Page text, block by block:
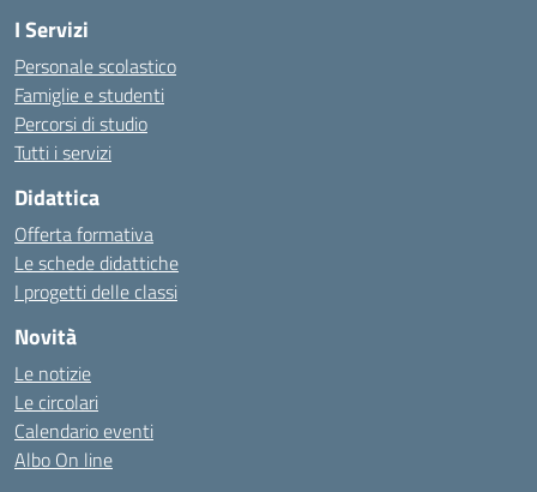
I Servizi
Personale scolastico
Famiglie e studenti
Percorsi di studio
Tutti i servizi
Didattica
Offerta formativa
Le schede didattiche
I progetti delle classi
Novità
Le notizie
Le circolari
Calendario eventi
Albo On line